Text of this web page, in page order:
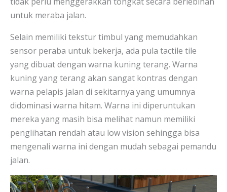
untuk meraba jalan.
Selain memiliki tekstur timbul yang memudahkan
sensor peraba untuk bekerja, ada pula tactile tile
yang dibuat dengan warna kuning terang. Warna
kuning yang terang akan sangat kontras dengan
warna pelapis jalan di sekitarnya yang umumnya
didominasi warna hitam. Warna ini diperuntukan
mereka yang masih bisa melihat namun memiliki
penglihatan rendah atau low vision sehingga bisa
mengenali warna ini dengan mudah sebagai pemandu
jalan.